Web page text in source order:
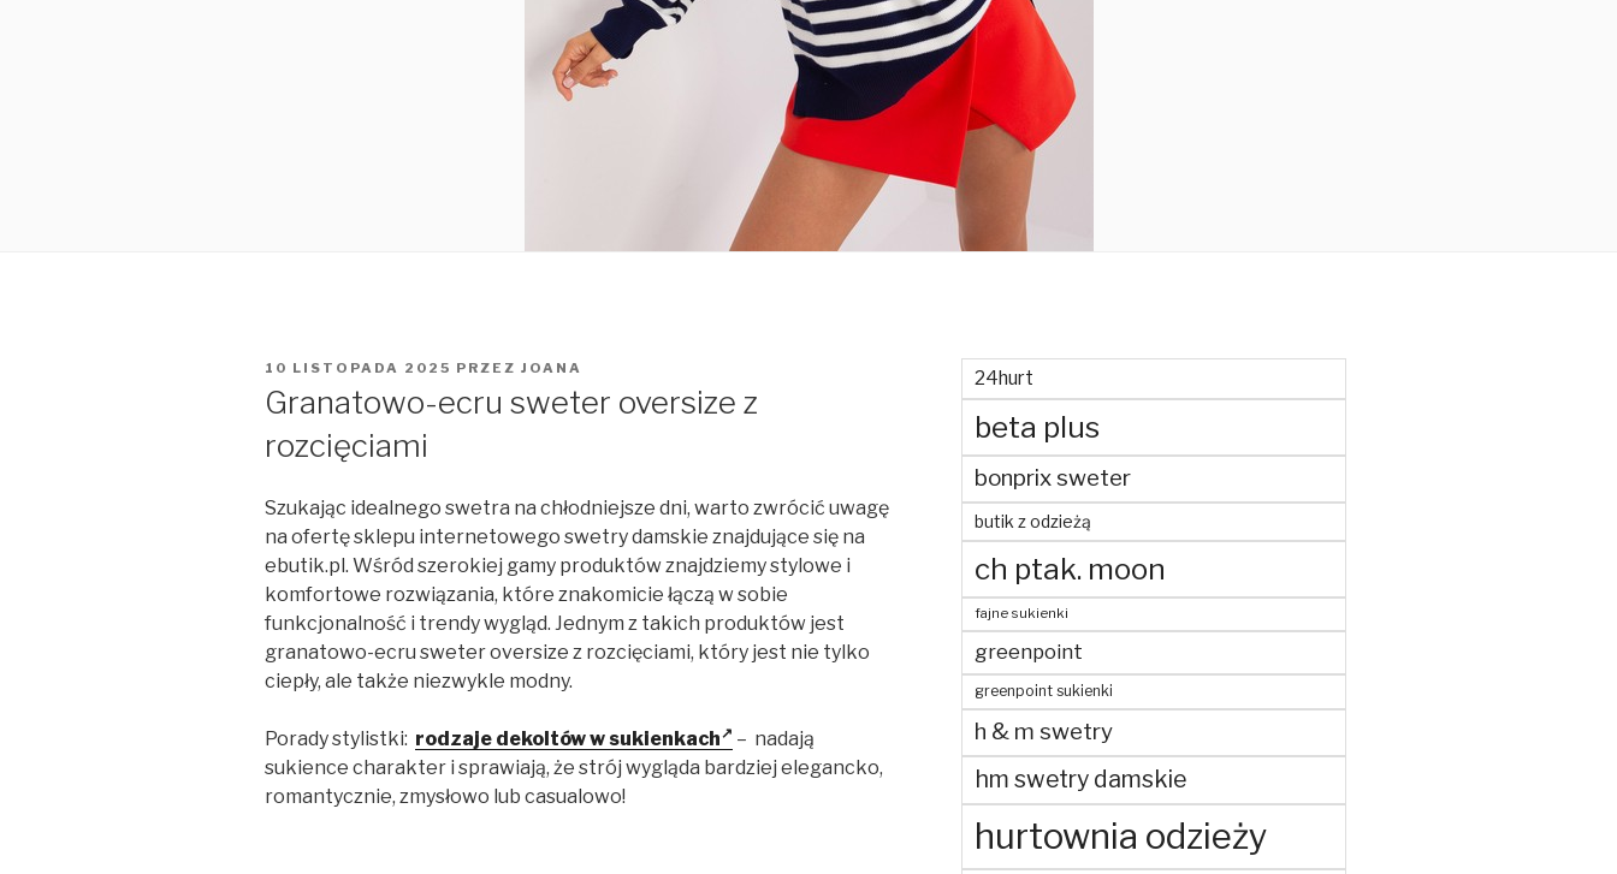
OPUBLIKOWANE
10 LISTOPADA 2025 PRZEZ JOANA
Granatowo-ecru sweter oversize z
rozcięciami
Szukając idealnego swetra na chłodniejsze dni, warto zwrócić uwagę
na ofertę sklepu internetowego swetry damskie znajdujące się na
ebutik.pl. Wśród szerokiej gamy produktów znajdziemy stylowe i
komfortowe rozwiązania, które znakomicie łączą w sobie
funkcjonalność i trendy wygląd. Jednym z takich produktów jest
granatowo-ecru sweter oversize z rozcięciami, który jest nie tylko
ciepły, ale także niezwykle modny.
Porady stylistki: rodzaje dekoltów w sukienkach
– nadają
sukience charakter i sprawiają, że strój wygląda bardziej elegancko,
romantycznie, zmysłowo lub casualowo!
24hurt
beta plus
bonprix sweter
butik z odzieżą
ch ptak. moon
fajne sukienki
greenpoint
greenpoint sukienki
h & m swetry
hm swetry damskie
hurtownia odzieży